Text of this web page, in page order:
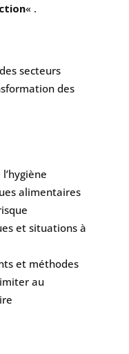
« .
secteurs
des
alimentaires
et situations à
et méthodes
au